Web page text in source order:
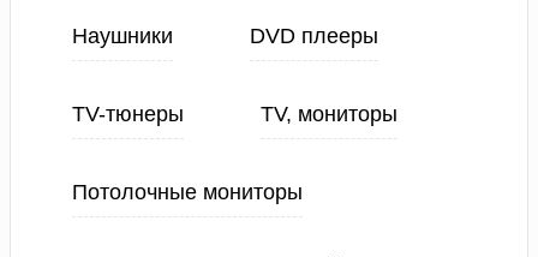
Наушники DVD плееры
TV-тюнеры TV, мониторы
Потолочные мониторы